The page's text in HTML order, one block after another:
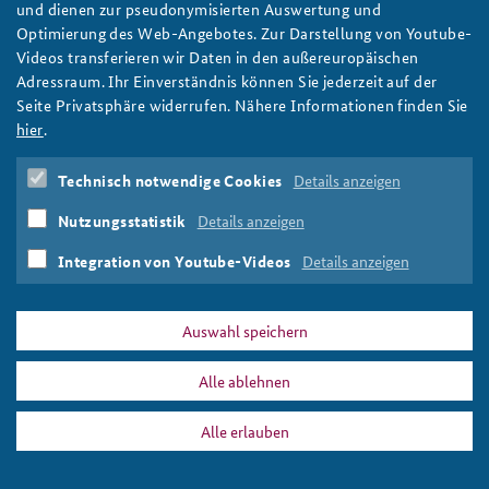
Anfahrt
Freundeskreis
Deutsches Forum Sicherheitspolitik
Arbeitskreis "Junge Sicherheitspolitiker"
Das Sicherheitspolitische Gespräch an der BAKS
Studierendenkonferenz Sicherheitspolitik gestalten
Newsletter-Archiv
und dienen zur pseudonymisierten Auswertung und
Optimierung des Web-Angebotes. Zur Darstellung von Youtube-
Videos transferieren wir Daten in den außereuropäischen
Adressraum. Ihr Einverständnis können Sie jederzeit auf der
Seite Privatsphäre widerrufen. Nähere Informationen finden Sie
hier.
Technisch notwendige Cookies Details anzeigen
Nutzungsstatistik Details anzeigen
Integration von Youtube-Videos Details anzeigen
Auswahl speichern
Alle ablehnen
Alle erlauben